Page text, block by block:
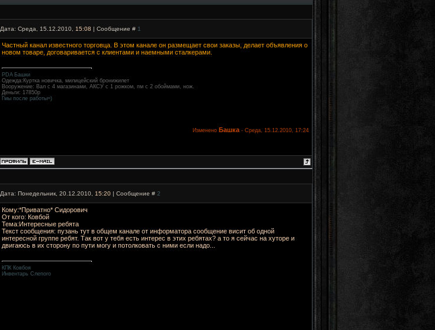
Дата: Среда, 15.12.2010, 15:08 | Сообщение # 1
Частный канал известного торговца. В этом канале он размещает свои заказы, делает объявления о
новом товаре, договаривается с клиентами и наемными сталкерами.
PDA Башки
Одежда:Куртка новичка, милицейский бронижилет
Вооружение: Вал с 4 магазинами, АКСУ с 1 рожком, пм с 2 обоймами, нож.
Деньги: 17850р
Гмы после работы=)
Изменено Башка- Среда, 15.12.2010, 17:24
Дата: Понедельник, 20.12.2010, 15:20 | Сообщение # 2
Кому:*Приватно* Сидорович
От кого: Ковбой
Тема:Интересные ребята
Текст сообщения: пузань тут в общем канале от информатора сообщение висит об одной
интересной группе ребят. Так вот у тебя есть интерес в этих ребятах? а то я сейчас на хуторе и
двигаюсь в их сторону по пути могу и потолковать с ними если надо...
КПК Ковбоя
Инвентарь Слепого